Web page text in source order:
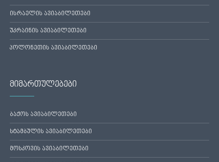
ისრაელის ავიაბილეთები
უკრაინის ავიაბილეთები
პოლონეთის ავიაბილეთები
მიმართულებები
ბაქოს ავიაბილეთები
სტამბულის ავიაბილეთები
მოსკოვის ავიაბილეთები